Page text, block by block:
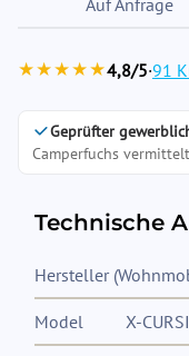
Auf Anfrage
★★★★★4,8/5·91
Geprüfter
Camperfuchs
Technische
Hersteller
Model X-